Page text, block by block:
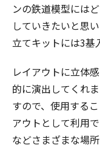
ンの鉄道模型には
していきたいと思
立てキットには3基
レイアウトに立体
的に演出してくれ
すので、使用する
アウトとして利用
などさまざまな場